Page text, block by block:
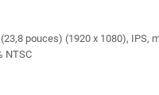
pouces) (1920 x 1080), IPS,
NTSC